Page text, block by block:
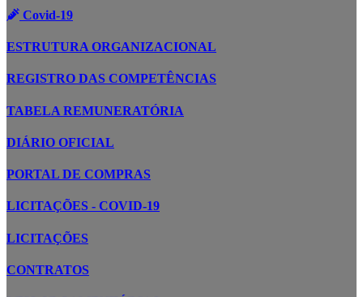
Covid-19
ESTRUTURA ORGANIZACIONAL
REGISTRO DAS COMPETÊNCIAS
TABELA REMUNERATÓRIA
DIÁRIO OFICIAL
PORTAL DE COMPRAS
LICITAÇÕES - COVID-19
LICITAÇÕES
CONTRATOS